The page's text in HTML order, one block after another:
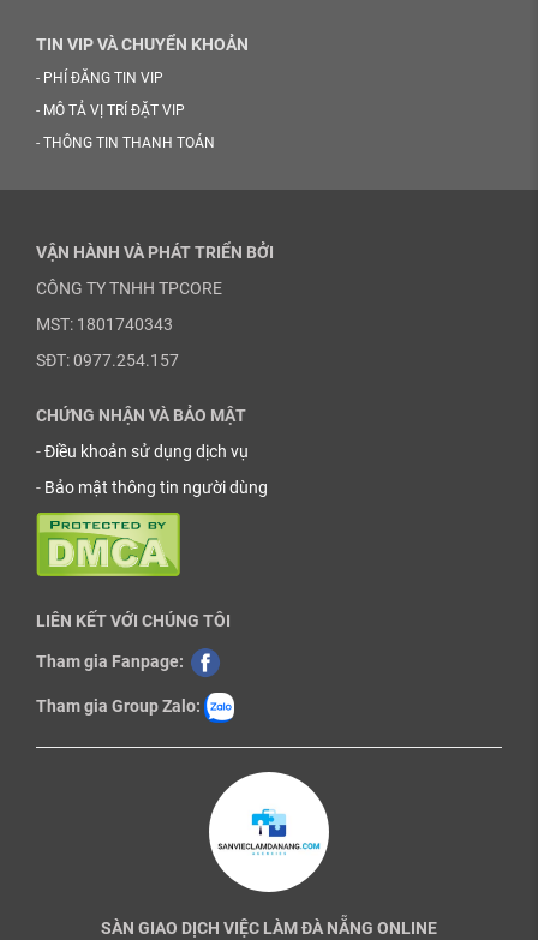
TIN VIP VÀ CHUYỂN KHOẢN
- PHÍ ĐĂNG TIN VIP
- MÔ TẢ VỊ TRÍ ĐẶT VIP
- THÔNG TIN THANH TOÁN
VẬN HÀNH VÀ PHÁT TRIỂN BỞI
CÔNG TY TNHH TPCORE
MST: 1801740343
SĐT: 0977.254.157
CHỨNG NHẬN VÀ BẢO MẬT
-Điều khoản sử dụng dịch vụ
- Bảo mật thông tin người dùng
LIÊN KẾT VỚI CHÚNG TÔI
Tham gia Fanpage:
Tham gia Group Zalo:
SÀN GIAO DỊCH VIỆC LÀM ĐÀ NẴNG ONLINE